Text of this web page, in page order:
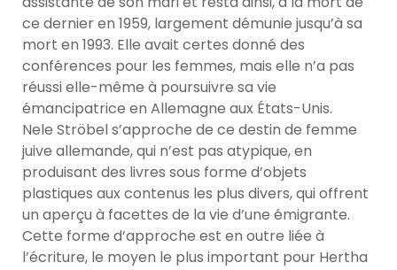
ce dernier en 1959, largement démunie jusqu’à sa
mort en 1993. Elle avait certes donné des
conférences pour les femmes, mais elle n’a pas
réussi elle-même à poursuivre sa vie
émancipatrice en Allemagne aux États-Unis.
Nele Ströbel s’approche de ce destin de femme
juive allemande, qui n’est pas atypique, en
produisant des livres sous forme d’objets
plastiques aux contenus les plus divers, qui offrent
un aperçu à facettes de la vie d’une émigrante.
Cette forme d’approche est en outre liée à
l’écriture, le moyen le plus important pour Hertha